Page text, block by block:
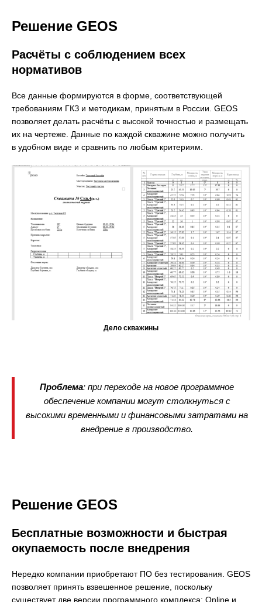
Решение GEOS
Расчёты с соблюдением всех
нормативов
Все данные формируются в форме, соответствующей
требованиям ГКЗ и методикам, принятым в России. GEOS
позволяет делать расчёты с высокой точностью и размещать
их на чертеже. Данные по каждой скважине можно получить
в удобном виде и сравнить по любым критериям.
Дело скважины
Проблема: при переходе на новое программное
обеспечение компании могут столкнуться с
высокими временными и финансовыми затратами на
внедрение в производство.
Решение GEOS
Бесплатные возможности и быстрая
окупаемость после внедрения
Нередко компании приобретают ПО без тестирования. GEOS
позволяет принять взвешенное решение, поскольку
существует две версии программного комплекса: Online и